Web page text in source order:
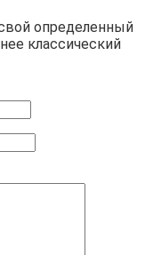
определенный
классический